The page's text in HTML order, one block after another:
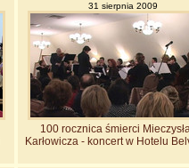
31 sierpnia 2009
100 rocznica śmierci
Karłowicza - koncert w Hotelu